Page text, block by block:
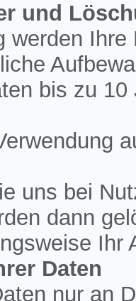
und
werden
bis zu
uns bei
dann
Daten
nur an